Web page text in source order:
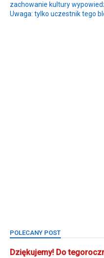
zachowanie kultury
Uwaga: tylko uczestnik tego
POLECANY POST
Dziękujemy! Do